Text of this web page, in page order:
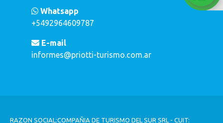
Whatsapp
+5492964609787
E-mail
informes@priotti-turismo.com.ar
RAZON SOCIAL:COMPAÑIA DE TURISMO DEL SUR SRL - CUIT: